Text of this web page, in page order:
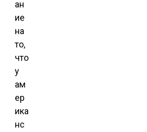
ан
ие
на
то,
что
у
ам
ер
ика
нс